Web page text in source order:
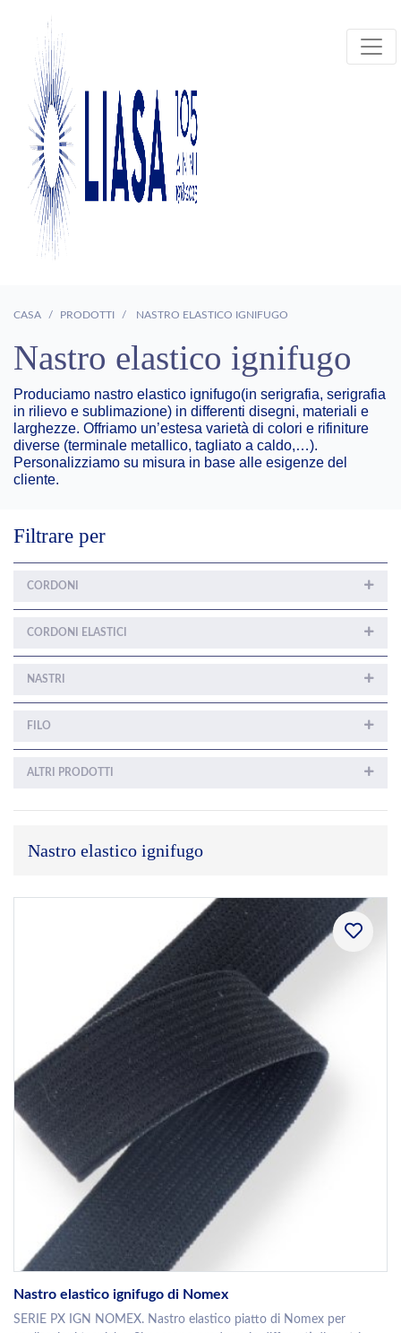
CASA PRODOTTI NASTRO ELASTICO IGNIFUGO
Nastro elastico ignifugo
Produciamo nastro elastico ignifugo(in serigrafia, serigrafia
in rilievo e sublimazione) in differenti disegni, materiali e
larghezze. Offriamo un’estesa varietà di colori e rifiniture
diverse (terminale metallico, tagliato a caldo,…).
Personalizziamo su misura in base alle esigenze del
cliente.
Filtrare per
CORDONI
CORDONI ELASTICI
NASTRI
FILO
ALTRI PRODOTTI
Nastro elastico ignifugo
Nastro elastico ignifugo di Nomex
SERIE PX IGN NOMEX. Nastro elastico piatto di Nomex per